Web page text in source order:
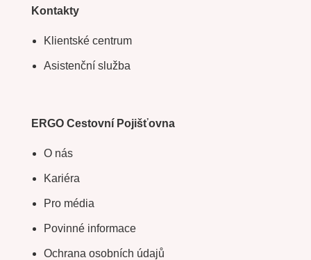
Kontakty
Klientské centrum
Asistenční služba
ERGO Cestovní Pojišťovna
O nás
Kariéra
Pro média
Povinné informace
Ochrana osobních údajů